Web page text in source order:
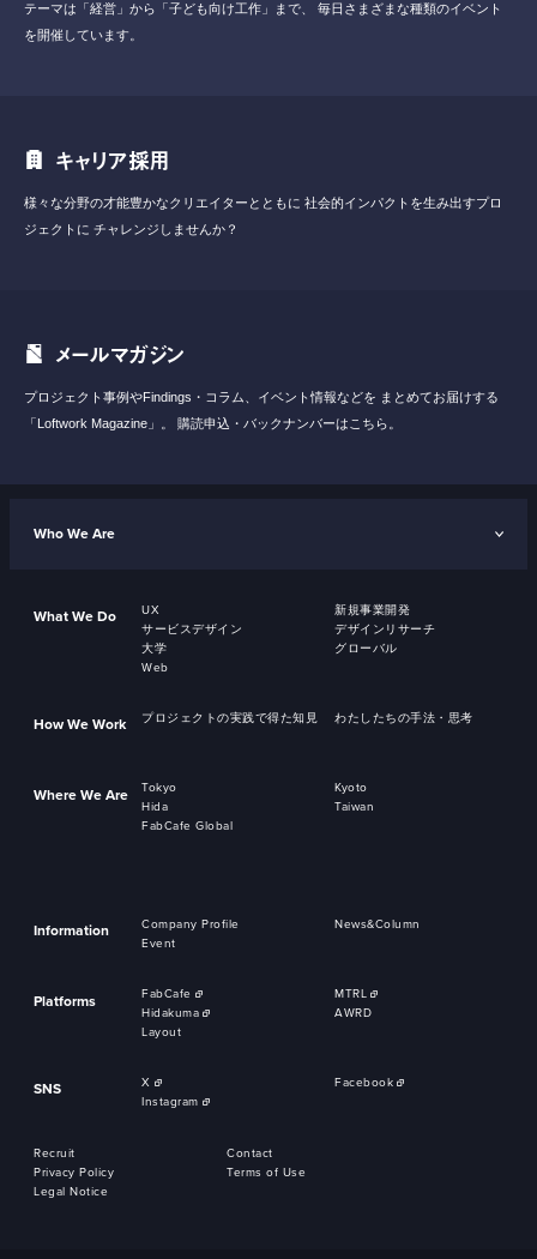
テーマは「経営」から「子ども向け工作」まで、
毎日さまざまな種類のイベント
を開催しています。
キャリア採用
様々な分野の才能豊かなクリエイターとともに 社会的インパクトを生み出すプロ
ジェクトに チャレンジしませんか？
メールマガジン
プロジェクト事例やFindings・コラム、イベント情報などを まとめてお届けする
「Loftwork Magazine」。
購読申込・バックナンバーはこちら。
Who We Are
What We Do UX
新規事業開発
サービスデザイン
デザインリサーチ
大学
グローバル
Web
How We Work プロジェクトの実践で得た知見 わたしたちの手法・思考
Where We Are Tokyo
Kyoto
Hida
Taiwan
FabCafe Global
Information Company Profile
News&Column
Event
Platforms FabCafe
MTRL
Hidakuma
AWRD
Layout
SNS X
Facebook
Instagram
Recruit
Contact
Privacy Policy
Terms of Use
Legal Notice